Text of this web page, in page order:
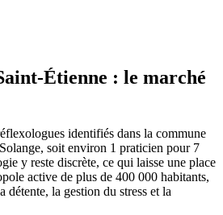
Étienne : le marché
identifiés dans la commune
soit environ 1 praticien pour 7
y reste discrète, ce qui laisse une place
active de plus de 400 000 habitants,
détente, la gestion du stress et la